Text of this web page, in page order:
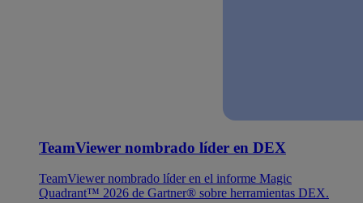
TeamViewer nombrado líder en DEX
TeamViewer nombrado líder en el informe Magic
Quadrant™ 2026 de Gartner® sobre herramientas DEX.